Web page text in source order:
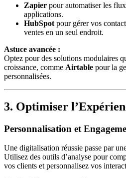
Zapier pour automatiser les
applications.
HubSpot pour gérer vos
ventes en un seul endroit.
Astuce avancée :
Optez pour des solutions modulaires
croissance, comme Airtable pour la
personnalisées.
3. Optimiser
Personnalisation et
Une digitalisation réussie passe par
Utilisez des outils d’analyse pour
vos clients et personnalisez vos